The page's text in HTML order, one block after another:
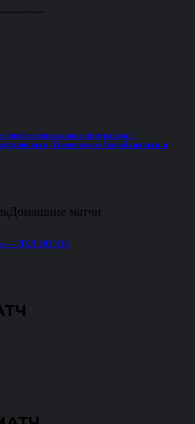
профессиональные контракты с
Всеволодом Барабановым и
Домашние матчи
— ВХЛ 2025/26